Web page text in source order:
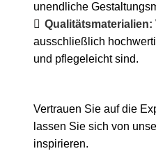
unendliche
Qualitätsmaterialien:
ausschließlich
und pflegeleicht sind.
Vertrauen Sie auf die
lassen Sie sich von
inspirieren.